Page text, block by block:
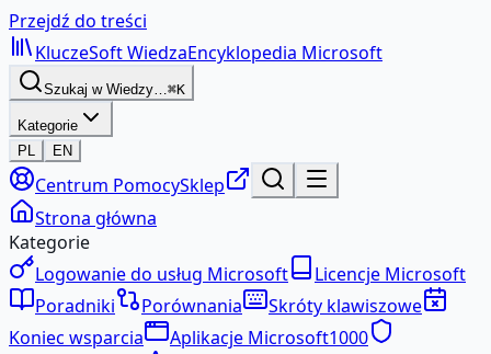
Przejdź do treści
KluczeSoftWiedzaEncyklopedia Microsoft
Szukaj w Wiedzy…⌘K
Kategorie
PL
EN
Centrum PomocySklep
Strona główna
Kategorie
Logowanie do usług Microsoft
Licencje Microsoft
Poradniki
Porównania
Skróty klawiszowe
Koniec wsparcia
Aplikacje Microsoft1000